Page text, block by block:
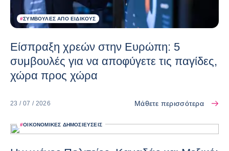
#ΣΥΜΒΟΥΛΈΣ ΑΠΌ ΕΙΔΙΚΟΎΣ
Είσπραξη χρεών στην Ευρώπη: 5
συμβουλές για να αποφύγετε τις παγίδες,
χώρα προς χώρα
23 / 07 / 2026 Μάθετε περισσότερα
#ΟΙΚΟΝΟΜΙΚΈΣ ΔΗΜΟΣΙΕΎΣΕΙΣ